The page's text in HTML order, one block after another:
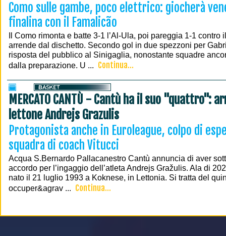
Como sulle gambe, poco elettrico: giocherà
finalina con il Famalicão
Il Como rimonta e batte 3-1 l’Al-Ula, poi pareggia 1-1 contro
arrende dal dischetto. Secondo gol in due spezzoni per
risposta del pubblico al Sinigaglia, nonostante squadre
dalla preparazione. U ... Continua...
MERCATO CANTÙ - Cantù ha il suo "quattro":
lettone Andrejs Grazulis
Protagonista anche in Euroleague, colpo di
squadra di coach Vitucci
Acqua S.Bernardo Pallacanestro Cantù annuncia di aver
accordo per l’ingaggio dell’atleta Andrejs Gražulis. Ala di
nato il 21 luglio 1993 a Koknese, in Lettonia. Si tratta del
occuper&agrav ... Continua...